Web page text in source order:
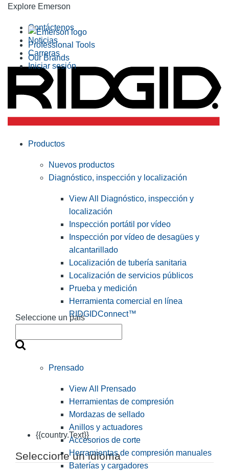
Explore Emerson
Professional Tools
Our Brands
Contáctenos
Noticias
Carreras
Iniciar sesión
Seleccione un país
{{country.Text}}
Seleccione un idioma
Productos
Nuevos productos
Diagnóstico, inspección y localización
View All Diagnóstico, inspección y
localización
Inspección portátil por vídeo
Inspección por vídeo de desagües y
alcantarillado
Localización de tubería sanitaria
Localización de servicios públicos
Prueba y medición
Herramienta comercial en línea
RIDGIDConnect™
Prensado
View All Prensado
Herramientas de compresión
Mordazas de sellado
Anillos y actuadores
Accesorios de corte
Herramientas de compresión manuales
Baterías y cargadores